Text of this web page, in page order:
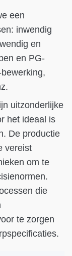
een
inwendig
en
en PG-
uitzonderlijke
het ideaal is
De productie
vereist
om te
die
te zorgen